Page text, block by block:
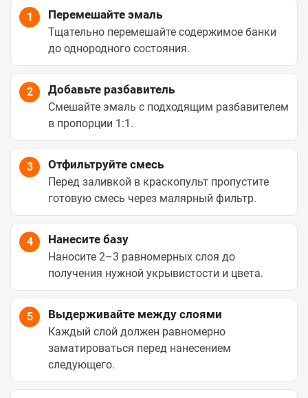
1 Перемешайте эмаль
Тщательно перемешайте содержимое банки
до однородного состояния.
2 Добавьте разбавитель
Смешайте эмаль с подходящим разбавителем
в пропорции 1:1.
3 Отфильтруйте смесь
Перед заливкой в краскопульт пропустите
готовую смесь через малярный фильтр.
4 Нанесите базу
Наносите 2–3 равномерных слоя до
получения нужной укрывистости и цвета.
5 Выдерживайте между слоями
Каждый слой должен равномерно
заматироваться перед нанесением
следующего.